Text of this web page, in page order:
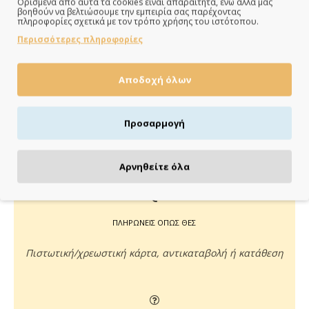
ΠΑΡΑΔΙΔΟΥΜΕ ΓΡΗΓΟΡΑ
ημέρες
ΠΛΗΡΩΝΕΙΣ ΟΠΩΣ ΘΕΣ
Πιστωτική/χρεωστική κάρτα, αντικαταβολή ή κατάθεση
βοηθούν να βελτιώσουμε την εμπειρία σας παρέχοντας
πληροφορίες σχετικά με τον τρόπο χρήσης του ιστότοπου.
Περισσότερες πληροφορίες
Αποδοχή όλων
Προσαρμογή
Αρνηθείτε όλα